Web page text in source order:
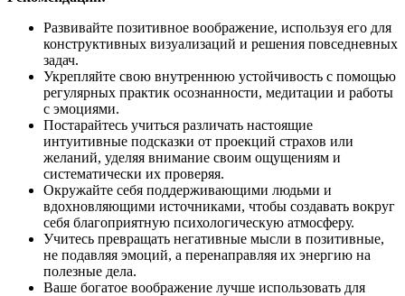
Развивайте позитивное воображение, используя его для
конструктивных визуализаций и решения повседневных
задач.
Укрепляйте свою внутреннюю устойчивость с помощью
регулярных практик осознанности, медитации и работы
с эмоциями.
Постарайтесь учиться различать настоящие
интуитивные подсказки от проекций страхов или
желаний, уделяя внимание своим ощущениям и
систематически их проверяя.
Окружайте себя поддерживающими людьми и
вдохновляющими источниками, чтобы создавать вокруг
себя благоприятную психологическую атмосферу.
Учитесь превращать негативные мысли в позитивные,
не подавляя эмоций, а перенаправляя их энергию на
полезные дела.
Ваше богатое воображение лучше использовать для